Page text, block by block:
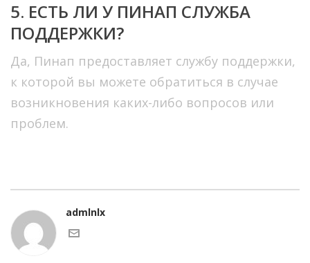
5. ЕСТЬ ЛИ У ПИНАП СЛУЖБА
ПОДДЕРЖКИ?
Да, Пинап предоставляет службу поддержки,
к которой вы можете обратиться в случае
возникновения каких-либо вопросов или
проблем.
admlnlx